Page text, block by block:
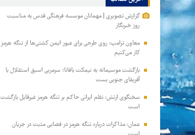
گزارش تصویری | مهمانان موسسه فرهنگی قدس به مناسبت
روز خبرنگار
معاون ترامپ: روی طرحی برای عبور ایمن کشتی‌ها از تنگه هرمز
کار می‌کنیم
بازگشت موسیمانه به نیمکت بافانا؛ سرمربی اسبق استقلال با
آفریقای جنوبی بست
سخنگوی ارتش: نظم ایرانی حاکم بر تنگه هرمز غیرقابل بازگشت
است
عمان: مذاکرات درباره تنگه هرمز در فضایی مثبت در جریان